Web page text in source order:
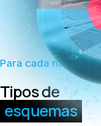
Para cada
Tipos de
esquemas